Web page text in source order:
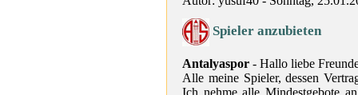
Spieler anzubieten
Antalyaspor - Hallo liebe
Alle meine Spieler, dessen